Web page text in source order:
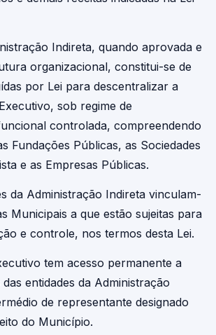
Indireta, quando aprovada e
organizacional, constitui-se de
por Lei para descentralizar a
sob regime de
controlada, compreendendo
Fundações Públicas, as Sociedades
e as Empresas Públicas.
da Administração Indireta vinculam-
Municipais a que estão sujeitas para
e controle, nos termos desta Lei.
tem acesso permanente a
entidades da Administração
de representante designado
do Município.